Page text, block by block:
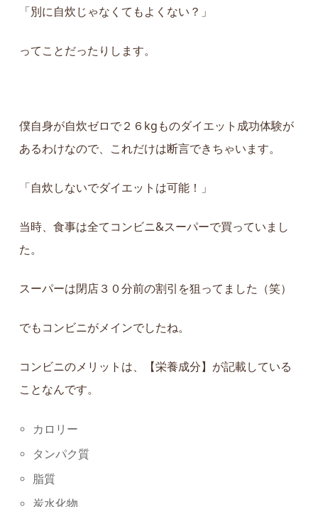
「別に自炊じゃなくてもよくない？」
ってことだったりします。
僕自身が自炊ゼロで２６kgものダイエット成功体験が
あるわけなので、これだけは断言できちゃいます。
「自炊しないでダイエットは可能！」
当時、食事は全てコンビニ&スーパーで買っていまし
た。
スーパーは閉店３０分前の割引を狙ってました（笑）
でもコンビニがメインでしたね。
コンビニのメリットは、【栄養成分】が記載している
ことなんです。
カロリー
タンパク質
脂質
炭水化物